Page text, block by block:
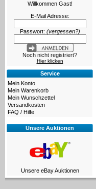
Willkommen Gast!
E-Mail Adresse:
Passwort: (vergessen?)
Noch nicht registriert?
Hier klicken
Service
Mein Konto
Mein Warenkorb
Mein Wunschzettel
Versandkosten
FAQ / Hilfe
Unsere Auktionen
Unsere eBay Auktionen